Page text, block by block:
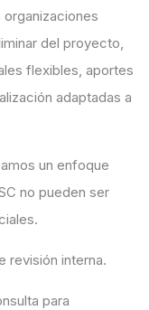
del proyecto,
flexibles, aportes
adaptadas a
un enfoque
no pueden ser
revisión interna.
para